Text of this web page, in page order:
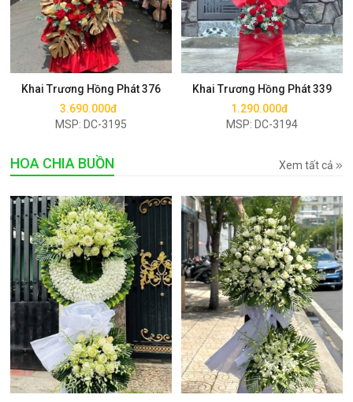
Khai Trương Hồng Phát 376
3.690.000đ
MSP: DC-3195
Mua ngay
Khai Trương Hồng Phát 339
1.290.000đ
MSP: DC-3194
Mua ngay
HOA CHIA BUỒN Xem tất cả
Mua ngay Mua ngay